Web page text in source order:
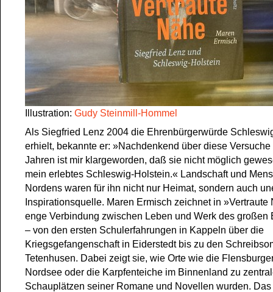
Illustration: Gudy Steinmill-Hommel
Als Siegfried Lenz 2004 die Ehrenbürgerwürde
erhielt, bekannte er: »Nachdenkend über diese
Jahren ist mir klargeworden, daß sie nicht möglich
mein erlebtes Schleswig-Holstein.« Landschaft und
Nordens waren für ihn nicht nur Heimat, sondern auch
Inspirationsquelle. Maren Ermisch zeichnet in »Vertraute
enge Verbindung zwischen Leben und Werk des großen
– von den ersten Schulerfahrungen in Kappeln über die
Kriegsgefangenschaft in Eiderstedt bis zu den
Tetenhusen. Dabei zeigt sie, wie Orte wie die
Nordsee oder die Karpfenteiche im Binnenland zu
Schauplätzen seiner Romane und Novellen wurden.